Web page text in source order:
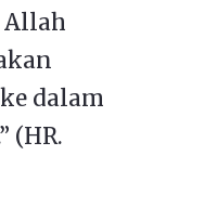
Allah
dalam
(HR.